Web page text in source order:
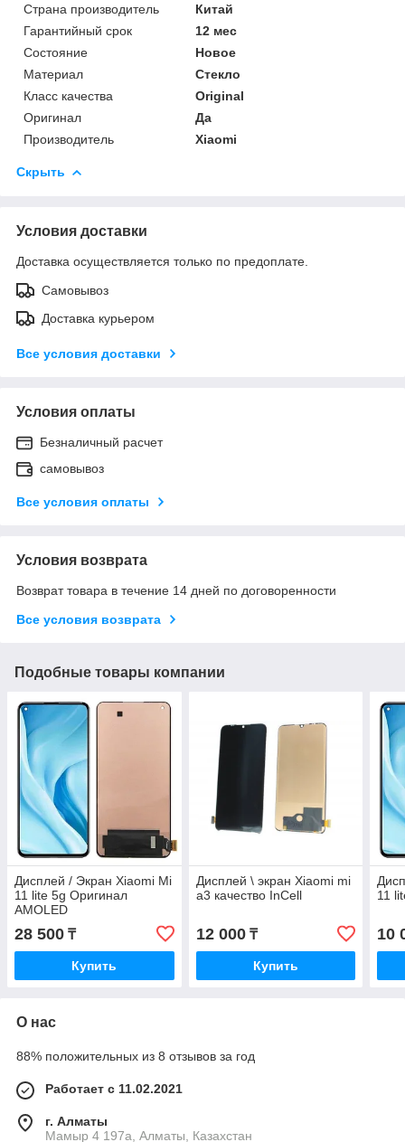
Страна производитель
Китай
Гарантийный срок
12 мес
Состояние
Новое
Материал
Стекло
Класс качества
Original
Оригинал
Да
Производитель
Xiaomi
Скрыть
Условия доставки
Доставка осуществляется только по предоплате.
Самовывоз
Доставка курьером
Все условия доставки
Условия оплаты
Безналичный расчет
самовывоз
Все условия оплаты
Условия возврата
Возврат товара в течение 14 дней по договоренности
Все условия возврата
Подобные товары компании
Дисплей / Экран Xiaomi Mi
11 lite 5g Оригинал
AMOLED
28 500 ₸
Купить
Дисплей \ экран Xiaomi mi
a3 качество InCell
12 000₸
Купить
11
10
О нас
88% положительных из 8 отзывов за год
Работает с 11.02.2021
г. Алматы
Мамыр 4 197а, Алматы, Казахстан